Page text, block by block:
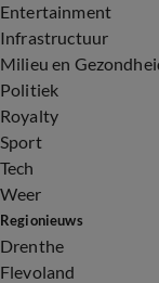
Entertainment
Infrastructuur
Milieu en
Politiek
Royalty
Sport
Tech
Weer
Regionieuws
Drenthe
Flevoland